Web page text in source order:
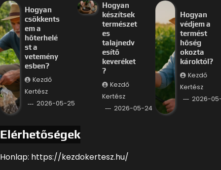
Hogyan
csökkents
em a
hőterhelé
st a
vetemény
esben?
Kezdő
Kertész
2026-05-25
Hogyan
készítsek
természet
es
talajnedv
esítő
keveréket
?
Kezdő
Kertész
2026-05-24
Hogyan
védjem a
termést
hőség
okozta
károktól?
Kezdő
Kertész
2026-
Elérhetőségek
Honlap: https://kezdokertesz.hu/